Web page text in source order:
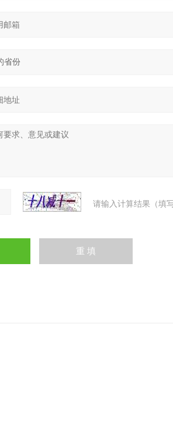
请输入计算结果（填